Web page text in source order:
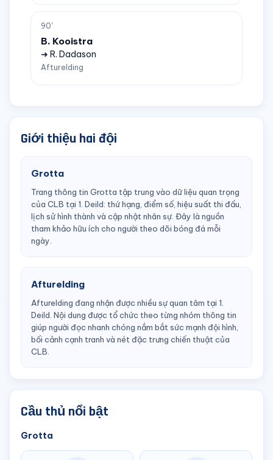
90'
B. Kooistra
➜ R. Dadason
Afturelding
Giới thiệu hai đội
Grotta
Trang thông tin Grotta tập trung vào dữ liệu quan trọng
của CLB tại 1. Deild: thứ hạng, điểm số, hiệu suất thi đấu,
lịch sử hình thành và cập nhật nhân sự. Đây là nguồn
tham khảo hữu ích cho người theo dõi bóng đá mỗi
ngày.
Afturelding
Afturelding đang nhận được nhiều sự quan tâm tại 1.
Deild. Nội dung được tổ chức theo từng nhóm thông tin
giúp người đọc nhanh chóng nắm bắt sức mạnh đội hình,
bối cảnh cạnh tranh và nét đặc trưng chiến thuật của
CLB.
Cầu thủ nổi bật
Grotta